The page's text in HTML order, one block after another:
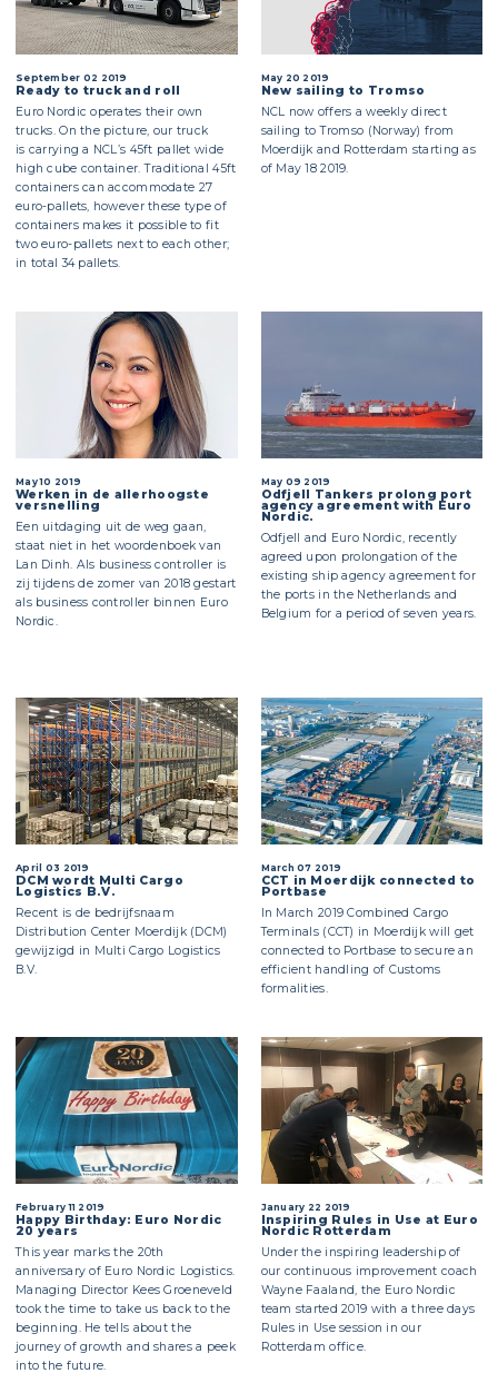
September 02 2019
Ready to truck and roll
Euro Nordic operates their own
trucks. On the picture, our truck
is carrying a NCL’s 45ft pallet wide
high cube container. Traditional 45ft
containers can accommodate 27
euro-pallets, however these type of
containers makes it possible to fit
two euro-pallets next to each other;
in total 34 pallets.
May 20 2019
New sailing to Tromso
NCL now offers a weekly direct
sailing to Tromso (Norway) from
Moerdijk and Rotterdam starting as
of May 18 2019.
May 10 2019
Werken in de allerhoogste
versnelling
Een uitdaging uit de weg gaan,
staat niet in het woordenboek van
Lan Dinh. Als business controller is
zij tijdens de zomer van 2018 gestart
als business controller binnen Euro
Nordic.
May 09 2019
Odfjell Tankers prolong port
agency agreement with Euro
Nordic.
Odfjell and Euro Nordic, recently
agreed upon prolongation of the
existing ship agency agreement for
the ports in the Netherlands and
Belgium for a period of seven years.
April 03 2019
DCM wordt Multi Cargo
Logistics B.V.
Recent is de bedrijfsnaam
Distribution Center Moerdijk (DCM)
gewijzigd in Multi Cargo Logistics
B.V.
March 07 2019
CCT in Moerdijk connected to
Portbase
In March 2019 Combined Cargo
Terminals (CCT) in Moerdijk will get
connected to Portbase to secure an
efficient handling of Customs
formalities.
February 11 2019
Happy Birthday: Euro Nordic
20 years
This year marks the 20th
anniversary of Euro Nordic Logistics.
Managing Director Kees Groeneveld
took the time to take us back to the
beginning. He tells about the
journey of growth and shares a peek
into the future.
January 22 2019
Inspiring Rules in Use at Euro
Nordic Rotterdam
Under the inspiring leadership of
our continuous improvement coach
Wayne Faaland, the Euro Nordic
team started 2019 with a three days
Rules in Use session in our
Rotterdam office.